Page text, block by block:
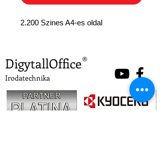
2.200 Szines A4-es oldal
DigytallOffice®
Irodatechnika